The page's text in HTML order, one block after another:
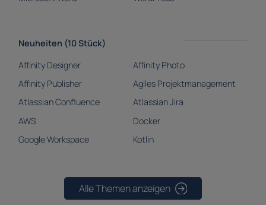
Neuheiten (10 Stück)
Affinity Designer
Affinity Photo
Affinity Publisher
Agiles Projektmanagement
Atlassian Confluence
Atlassian Jira
AWS
Docker
Google Workspace
Kotlin
Alle Themen anzeigen